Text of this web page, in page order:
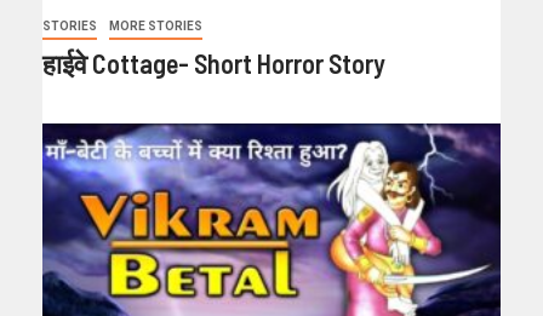
STORIES MORE STORIES
हाईवे Cottage- Short Horror Story